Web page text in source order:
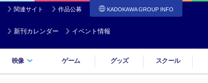
関連サイト 作品公募 KADOKAWA GROUP INFO
新刊カレンダー イベント情報
映像 ゲーム グッズ スクール